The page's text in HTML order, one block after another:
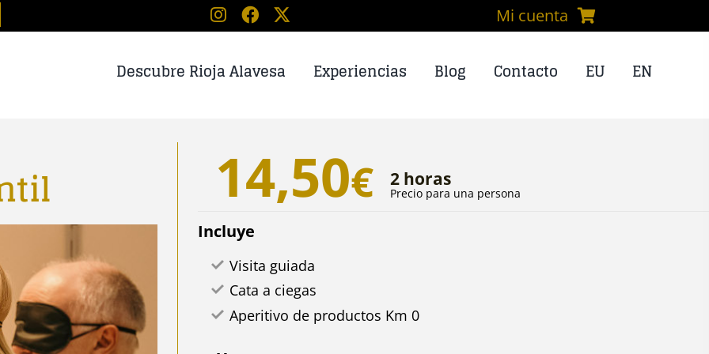
Mi cuenta
Descubre Rioja Alavesa Experiencias Blog Contacto EU EN
14,50€ 2 horas
Precio para una persona
Incluye
Visita guiada
Cata a ciegas
Aperitivo de productos Km 0